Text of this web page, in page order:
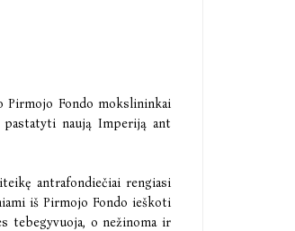
Pirmojo Fondo mokslininkai
naują Imperiją ant
antrafondiečiai rengiasi
iš Pirmojo Fondo ieškoti
tebegyvuoja, o nežinoma ir